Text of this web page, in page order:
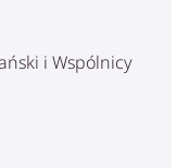
i Wspólnicy